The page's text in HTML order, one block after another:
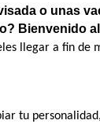
o unas
Bienvenido
llegar a fin de
tu